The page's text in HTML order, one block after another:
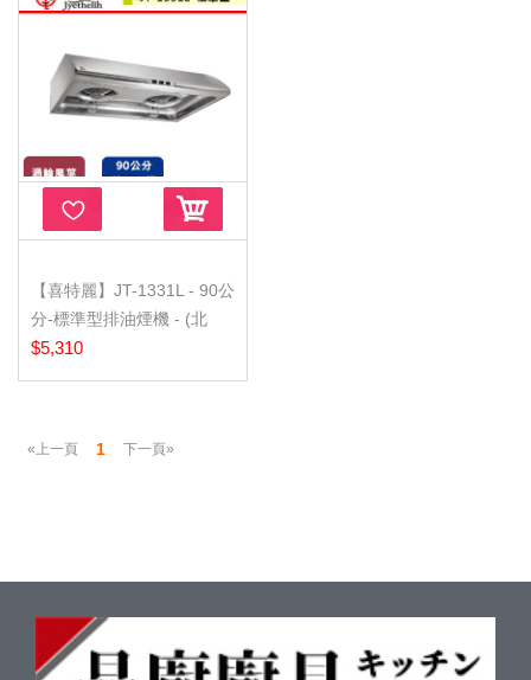
【喜特麗】JT-1331L - 90公
分-標準型排油煙機 - (北
北...
$5,310
«上一頁 1 下一頁»